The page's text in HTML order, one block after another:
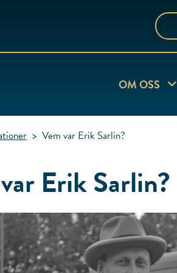
Sök
på
OM OSS
> Vem var Erik Sarlin?
Erik Sarlin?